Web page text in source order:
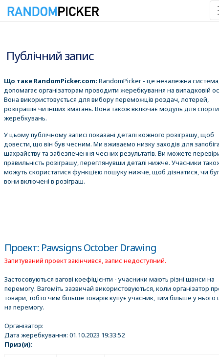
Публічний запис
Що таке RandomPicker.com: RandomPicker - це незалежна
допомагає організаторам проводити жеребкування на випадковій
Вона використовується для вибору переможців роздач, лотерей,
розіграшів чи інших змагань. Вона також включає модуль для
жеребкувань.
У цьому публічному записі показані деталі кожного розіграшу, щоб
довести, що він був чесним. Ми вживаємо низку заходів для
шахрайству та забезпечення чесних результатів. Ви можете
правильність розіграшу, переглянувши деталі нижче. Учасники
можуть скористатися функцією пошуку нижче, щоб дізнатися, чи
вони включені в розіграш.
Проект: Pawsigns October Drawing
Запитуваний проект закінчився, запис недоступний.
Застосовуються вагові коефіцієнти - учасники мають різні шанси на
перемогу. Вагоміть зазвичай використовуються, коли організатор
товари, тобто чим більше товарів купує учасник, тим більше у нього
на перемогу.
Організатор:
Дата жеребкування: 01.10.2023 19:33:52
Приз(и):